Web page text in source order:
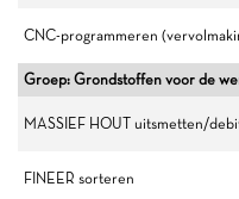
CNC-programmeren
Groep: Grondstoffen voor de
MASSIEF HOUT uitsmetten/
FINEER sorteren